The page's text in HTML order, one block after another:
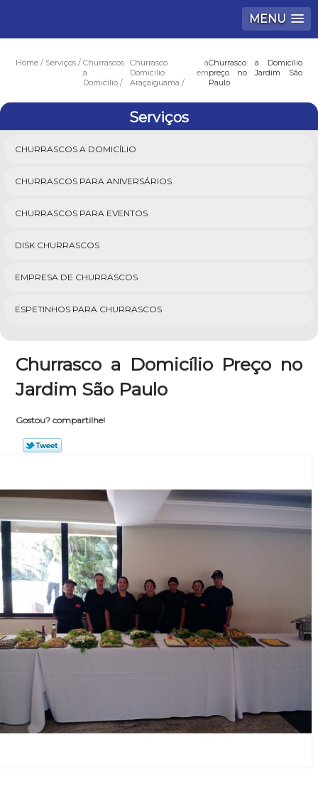
MENU
Home Serviços
Churrascos
a
Domicílio
Churrasco a
Domicílio em
Araçaiguama
Churrasco a Domicílio
preço no Jardim São
Paulo
Serviços
CHURRASCOS A DOMICÍLIO
CHURRASCOS PARA ANIVERSÁRIOS
CHURRASCOS PARA EVENTOS
DISK CHURRASCOS
EMPRESA DE CHURRASCOS
ESPETINHOS PARA CHURRASCOS
Churrasco a Domicílio Preço no
Jardim São Paulo
Gostou? compartilhe!